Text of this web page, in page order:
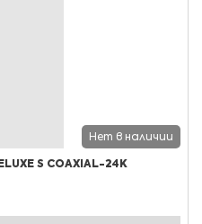
Нет в наличии
S COAXIAL-24K